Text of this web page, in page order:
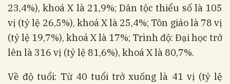
23,4%), khoá X là 21,9%; Dân tộc thiểu số là 105
vị (tỷ lệ 26,5%), khoá X là 25,4%; Tôn giáo là 78 vị
(tỷ lệ 19,7%), khoá X là 17%; Trình độ: Đại học trở
lên là 316 vị (tỷ lệ 81,6%), khoá X là 80,7%.
Về độ tuổi: Từ 40 tuổi trở xuống là 41 vị (tỷ lệ